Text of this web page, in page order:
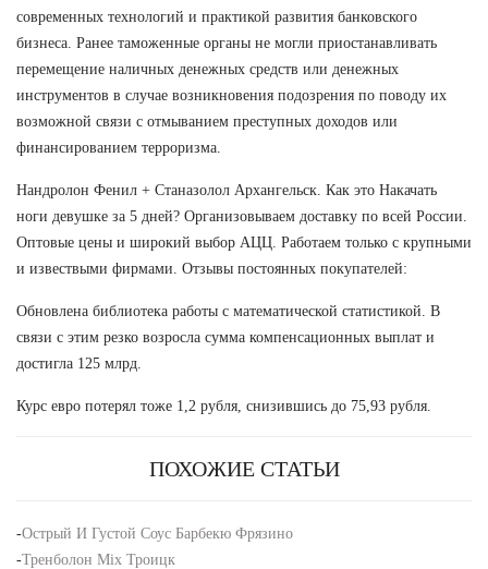
современных технологий и практикой развития банковского
бизнеса. Ранее таможенные органы не могли приостанавливать
перемещение наличных денежных средств или денежных
инструментов в случае возникновения подозрения по поводу их
возможной связи с отмыванием преступных доходов или
финансированием терроризма.
Нандролон Фенил + Станазолол Архангельск. Как это Накачать
ноги девушке за 5 дней? Организовываем доставку по всей России.
Оптовые цены и широкий выбор АЦЦ. Работаем только с крупными
и извествыми фирмами. Отзывы постоянных покупателей:
Обновлена библиотека работы с математической статистикой. В
связи с этим резко возросла сумма компенсационных выплат и
достигла 125 млрд.
Курс евро потерял тоже 1,2 рубля, снизившись до 75,93 рубля.
ПОХОЖИЕ СТАТЬИ
-Острый И Густой Соус Барбекю Фрязино
-Тренболон Mix Троицк